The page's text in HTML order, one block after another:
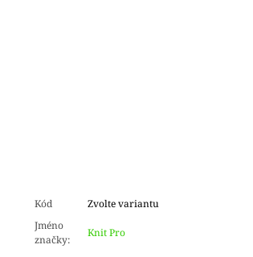
Kód
Zvolte variantu
Jméno
značky:
Knit Pro